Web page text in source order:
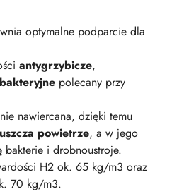
optymalne podparcie dla
antygrzybicze,
polecany przy
nawiercana, dzięki temu
powietrze, a w jego
bakterie i drobnoustroje.
H2 ok. 65 kg/m3 oraz
70 kg/m3.